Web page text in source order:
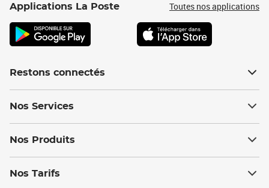
Applications La Poste Toutes nos applications
Restons connectés
Nos Services
Nos Produits
Nos Tarifs